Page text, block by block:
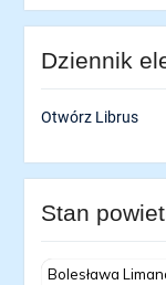
Dziennik
Otwórz Librus
Stan